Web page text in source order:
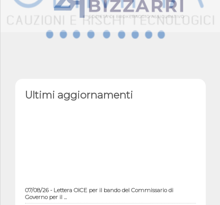
Ultimi aggiornamenti
07/08/26 - Lettera OICE per il bando del Commissario di
Governo per il ...